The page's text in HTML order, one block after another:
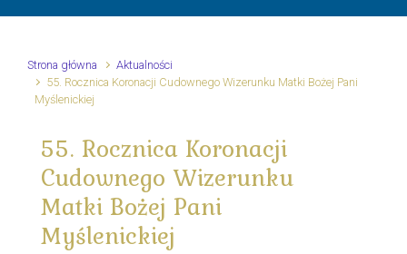
Strona główna
Aktualności
55. Rocznica Koronacji Cudownego Wizerunku Matki Bożej Pani
Myślenickiej
55. Rocznica Koronacji
Cudownego Wizerunku
Matki Bożej Pani
Myślenickiej